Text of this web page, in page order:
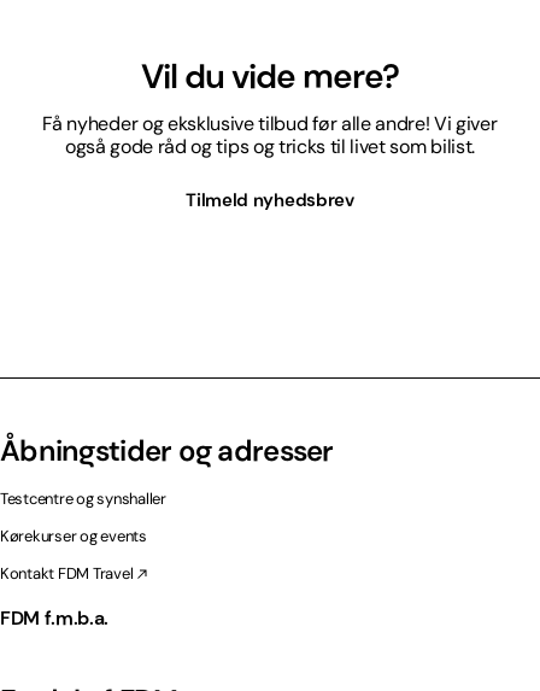
Vil du vide mere?
Få nyheder og eksklusive tilbud før alle andre! Vi giver
også gode råd og tips og tricks til livet som bilist.
Tilmeld nyhedsbrev
Åbningstider og adresser
Testcentre og synshaller
Kørekurser og events
Kontakt FDM Travel
FDM f.m.b.a.